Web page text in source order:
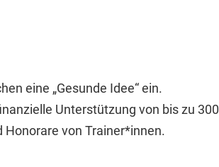
eine „Gesunde Idee“ ein.
Unterstützung von bis zu
Honorare von Trainer*innen.